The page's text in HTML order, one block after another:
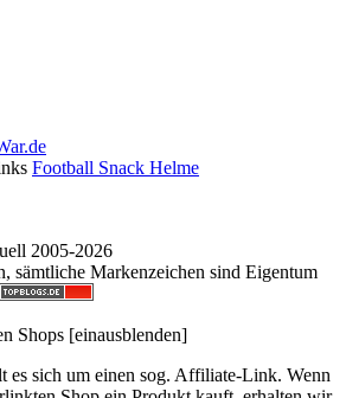
Football Snack Helme
2005-2026
sämtliche Markenzeichen sind Eigentum
Shops [einausblenden]
es sich um einen sog. Affiliate-Link. Wenn